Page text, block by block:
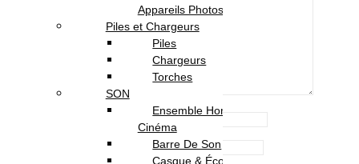
Appareils Photos
Piles et Chargeurs
Piles
Chargeurs
Torches
SON
Ensemble Home
Cinéma
Barre De Son
Casque & Écouteurs